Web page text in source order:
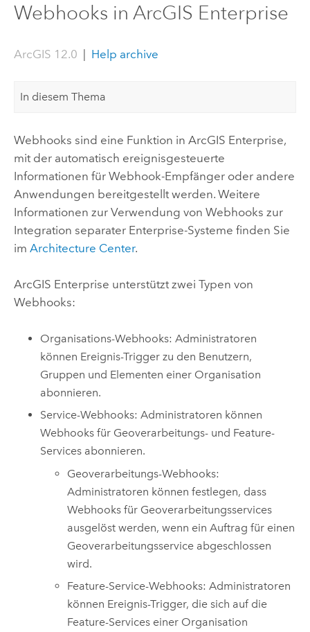
Webhooks in ArcGIS Enterprise
ArcGIS 12.0 | Help archive
In diesem Thema
Webhooks sind eine Funktion in ArcGIS Enterprise,
mit der automatisch ereignisgesteuerte
Informationen für Webhook-Empfänger oder andere
Anwendungen bereitgestellt werden. Weitere
Informationen zur Verwendung von Webhooks zur
Integration separater Enterprise-Systeme finden Sie
im Architecture Center.
ArcGIS Enterprise unterstützt zwei Typen von
Webhooks:
Organisations-Webhooks: Administratoren
können Ereignis-Trigger zu den Benutzern,
Gruppen und Elementen einer Organisation
abonnieren.
Service-Webhooks: Administratoren können
Webhooks für Geoverarbeitungs- und Feature-
Services abonnieren.
Geoverarbeitungs-Webhooks:
Administratoren können festlegen, dass
Webhooks für Geoverarbeitungsservices
ausgelöst werden, wenn ein Auftrag für einen
Geoverarbeitungsservice abgeschlossen
wird.
Feature-Service-Webhooks: Administratoren
können Ereignis-Trigger, die sich auf die
Feature-Services einer Organisation